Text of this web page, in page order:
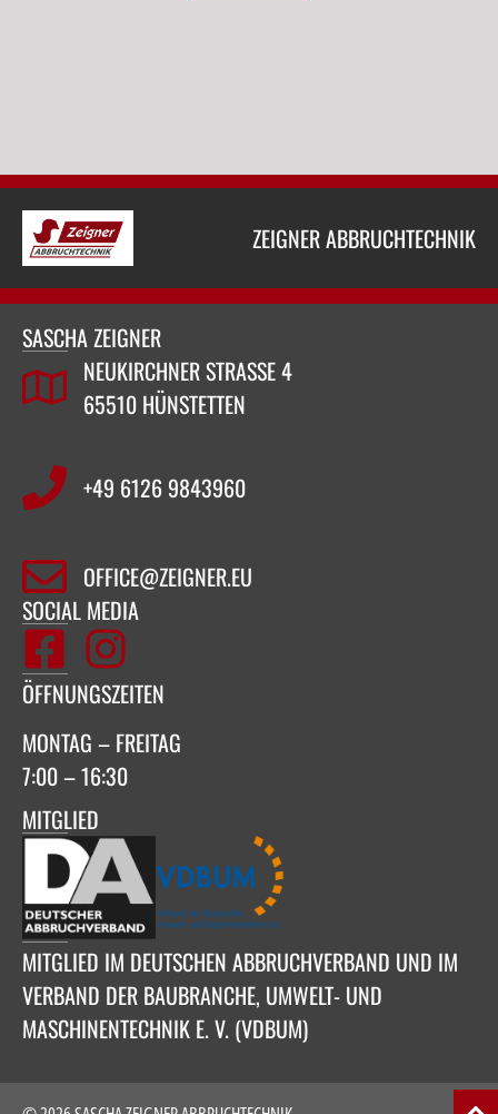
ZEIGNER ABBRUCHTECHNIK
SASCHA ZEIGNER
NEUKIRCHNER STRASSE 4
65510 HÜNSTETTEN
+49 6126 9843960‬
OFFICE@ZEIGNER.EU
SOCIAL MEDIA
ÖFFNUNGSZEITEN
MONTAG – FREITAG
7:00 – 16:30
MITGLIED
MITGLIED IM DEUTSCHEN ABBRUCHVERBAND UND IM
VERBAND DER BAUBRANCHE, UMWELT- UND
MASCHINENTECHNIK E. V. (VDBUM)